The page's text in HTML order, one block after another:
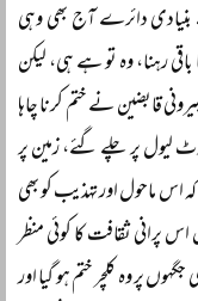
بنیادی دائرے آج بھی وہی
رہنا، وہ تو ہے ہی، لیکن
قابضین نے ختم کرنا چاہا
لیول پر چلے گئے، زمین پر
اس ماحول اور تہذیب کو بھی
اس پرانی ثقافت کا کوئی منظر
پر وہ کلچر ختم ہو گیا اور